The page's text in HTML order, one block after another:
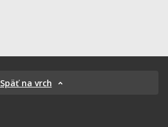
Späť na vrch